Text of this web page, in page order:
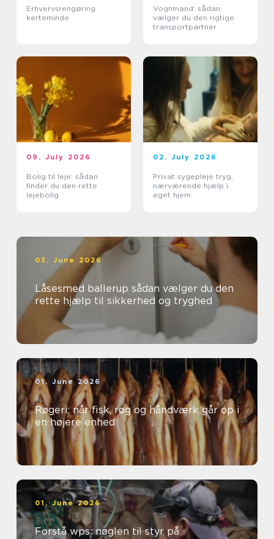
Erhvervsrengøring
kerteminde
Vognmand: sådan
vælger du den rigtige
transportpartner
09. July 2026
Bolig til leje: sådan
finder du den rette
lejebolig
02. July 2026
Privat sygepleje tryg,
nærværende hjælp i
eget hjem
03. June 2026
Låsesmed ballerup sådan vælger du den
rette hjælp til sikkerhed og tryghed
01. June 2026
Røgeri: når fisk, røg og håndværk går op i
en højere enhed
01. June 2026
Forstå wps: nøglen til styr på